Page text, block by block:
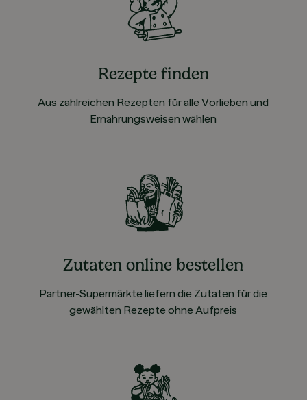
Rezepte finden
Aus zahlreichen Rezepten für alle Vorlieben und
Ernährungsweisen wählen
Zutaten online bestellen
Partner-Supermärkte liefern die Zutaten für die
gewählten Rezepte ohne Aufpreis